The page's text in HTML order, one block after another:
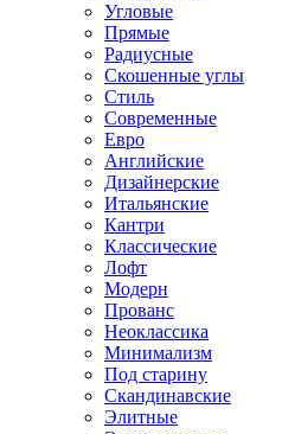
Угловые
Прямые
Радиусные
Скошенные углы
Стиль
Современные
Евро
Английские
Дизайнерские
Итальянские
Кантри
Классические
Лофт
Модерн
Прованс
Неоклассика
Минимализм
Под старину
Скандинавские
Элитные